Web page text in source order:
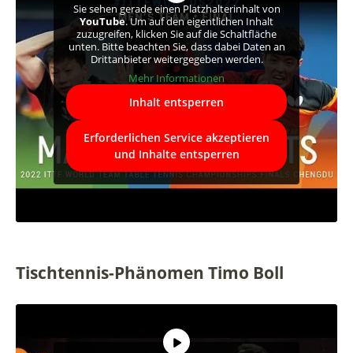
Sie sehen gerade einen Platzhalterinhalt von
YouTube. Um auf den eigentlichen Inhalt
zuzugreifen, klicken Sie auf die Schaltfläche
unten. Bitte beachten Sie, dass dabei Daten an
Drittanbieter weitergegeben werden.
Mehr Informationen
Inhalt entsperren
Erforderlichen Service akzeptieren
und Inhalte entsperren
Tischtennis-Phänomen Timo Boll